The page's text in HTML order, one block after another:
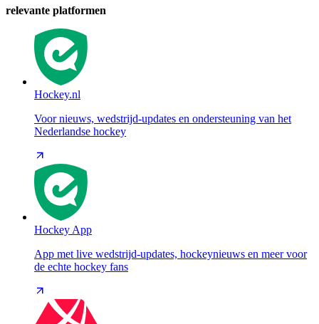
relevante platformen
Hockey.nl
Voor nieuws, wedstrijd-updates en ondersteuning van het
Nederlandse hockey
Hockey App
App met live wedstrijd-updates, hockeynieuws en meer voor
de echte hockey fans